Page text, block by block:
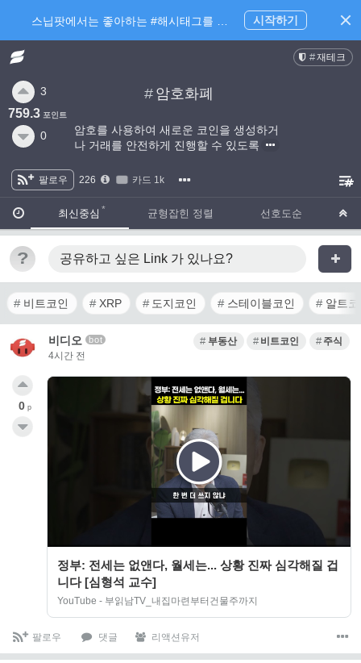
재테크
# 암호화폐
암호를 사용하여 새로운 코인을 생성하거
나 거래를 안전하게 진행할 수 있도록
3
759.3 포인트
0
팔로우 226 카드 1k
최신중심 균형잡힌 정렬 선호도순
? 공유하고 싶은 Link 가 있나요?
비트코인 XRP 도지코인 스테이블코인 알트
비디오 bot
4시간 전
부동산 비트코인 주식
정부: 전세는 없앤다, 월세는... 상황 진짜 심각해질 겁
니다 [심형석 교수]
YouTube - 부읽남TV_내집마련부터건물주까지
0 p
팔로우 댓글 리액션유저
스닙팟에서는 좋아하는 #해시태그를 팔로우 하고 내가 관심있는 주제만 모아볼 수 있어요. 시작하기